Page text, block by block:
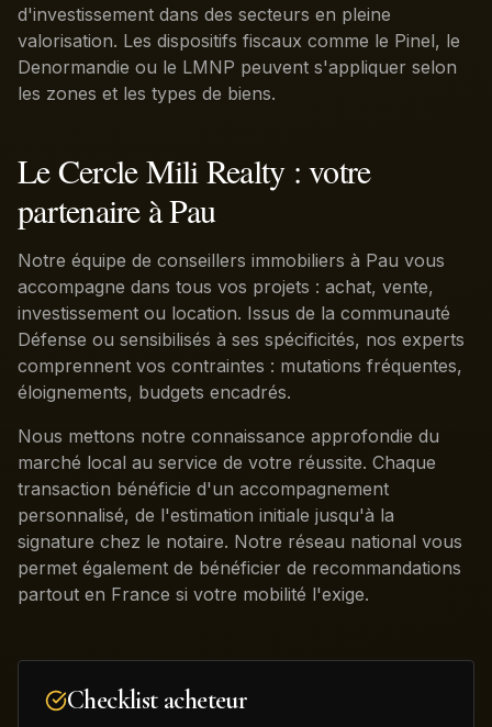
d'investissement dans des secteurs en pleine
valorisation. Les dispositifs fiscaux comme le Pinel, le
Denormandie ou le LMNP peuvent s'appliquer selon
les zones et les types de biens.
Le Cercle Mili Realty : votre
partenaire à Pau
Notre équipe de conseillers immobiliers à Pau vous
accompagne dans tous vos projets : achat, vente,
investissement ou location. Issus de la communauté
Défense ou sensibilisés à ses spécificités, nos experts
comprennent vos contraintes : mutations fréquentes,
éloignements, budgets encadrés.
Nous mettons notre connaissance approfondie du
marché local au service de votre réussite. Chaque
transaction bénéficie d'un accompagnement
personnalisé, de l'estimation initiale jusqu'à la
signature chez le notaire. Notre réseau national vous
permet également de bénéficier de recommandations
partout en France si votre mobilité l'exige.
Checklist acheteur